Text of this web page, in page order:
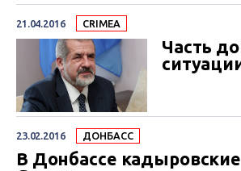
21.04.2016 CRIMEA
Часть
23.02.2016 ДОНБАСС
В Донбассе